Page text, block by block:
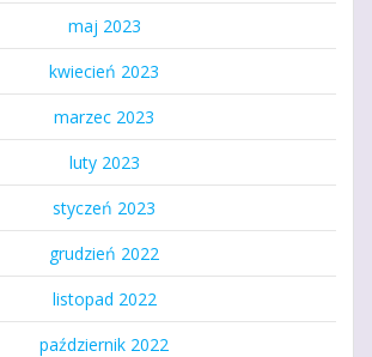
maj 2023
kwiecień 2023
marzec 2023
luty 2023
styczeń 2023
grudzień 2022
listopad 2022
październik 2022